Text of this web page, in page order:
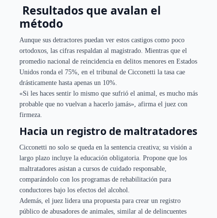
Resultados que avalan el
método
Aunque sus detractores puedan ver estos castigos como poco
ortodoxos, las cifras respaldan al magistrado. Mientras que el
promedio nacional de reincidencia en delitos menores en Estados
Unidos ronda el 75%, en el tribunal de Cicconetti la tasa cae
drásticamente hasta apenas un 10%.
«Si les haces sentir lo mismo que sufrió el animal, es mucho más
probable que no vuelvan a hacerlo jamás», afirma el juez con
firmeza.
Hacia un registro de maltratadores
Cicconetti no solo se queda en la sentencia creativa; su visión a
largo plazo incluye la educación obligatoria. Propone que los
maltratadores asistan a cursos de cuidado responsable,
comparándolo con los programas de rehabilitación para
conductores bajo los efectos del alcohol.
Además, el juez lidera una propuesta para crear un registro
público de abusadores de animales, similar al de delincuentes